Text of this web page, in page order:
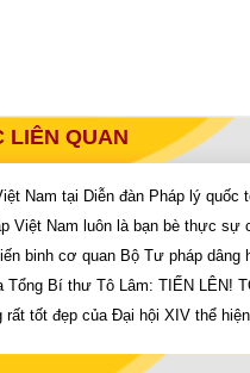
LIÊN QUAN
Nam tại Diễn đàn Pháp lý quốc
Việt Nam luôn là bạn bè thực sự
binh cơ quan Bộ Tư pháp
Tổng Bí thư Tô Lâm: TIẾN LÊN!
rất tốt đẹp của Đại hội XIV thể